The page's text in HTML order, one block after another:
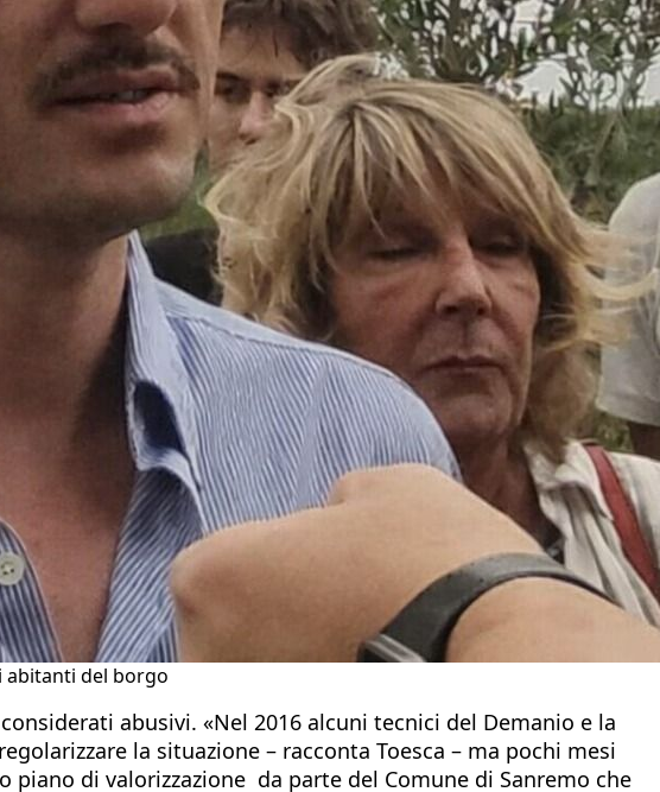
abitanti del borgo
abusivi. «Nel 2016 alcuni tecnici del Demanio e la
la situazione – racconta Toesca – ma pochi mesi
di valorizzazione da parte del Comune di Sanremo che